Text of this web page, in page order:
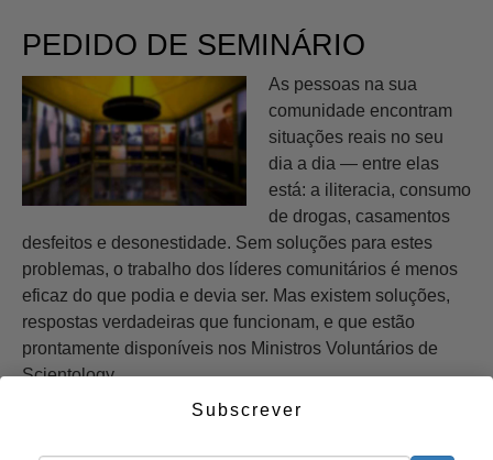
PEDIDO DE SEMINÁRIO
As pessoas na sua
comunidade encontram
situações reais no seu
dia a dia — entre elas
está: a iliteracia, consumo
de drogas, casamentos
desfeitos e desonestidade. Sem soluções para estes
problemas, o trabalho dos líderes comunitários é menos
eficaz do que podia e devia ser. Mas existem soluções,
respostas verdadeiras que funcionam, e que estão
prontamente disponíveis nos Ministros Voluntários de
Scientology.
Subscrever